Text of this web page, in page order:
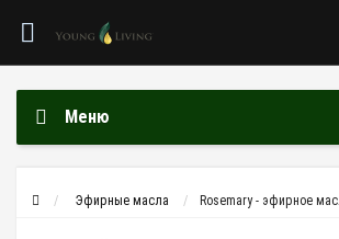
Меню
Эфирные масла Rosemary - эфирное